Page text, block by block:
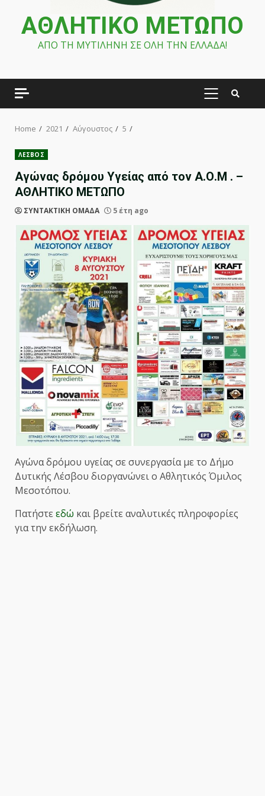
ΑΘΛΗΤΙΚΟ ΜΕΤΩΠΟ
ΑΠΟ ΤΗ ΜΥΤΙΛΗΝΗ ΣΕ ΟΛΗ ΤΗΝ ΕΛΛΑΔΑ!
PRIMARY
Home 2021 Αύγουστος 5
ΛΕΣΒΟΣ
Αγώνας δρόμου Υγείας από τον Α.Ο.Μ . –
ΑΘΛΗΤΙΚΟ ΜΕΤΩΠΟ
ΣΥΝΤΑΚΤΙΚΗ ΟΜΑΔΑ 5 έτη ago
Αγώνα δρόμου υγείας σε συνεργασία με το Δήμο
Δυτικής Λέσβου διοργανώνει ο Αθλητικός Όμιλος
Μεσοτόπου.
Πατήστε εδώ και βρείτε αναλυτικές πληροφορίες
για την εκδήλωση.